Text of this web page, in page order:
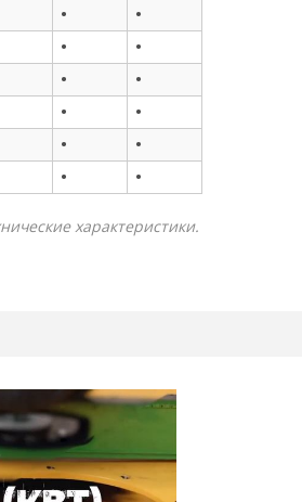
• •
• •
• •
• •
• •
• •
характеристики.